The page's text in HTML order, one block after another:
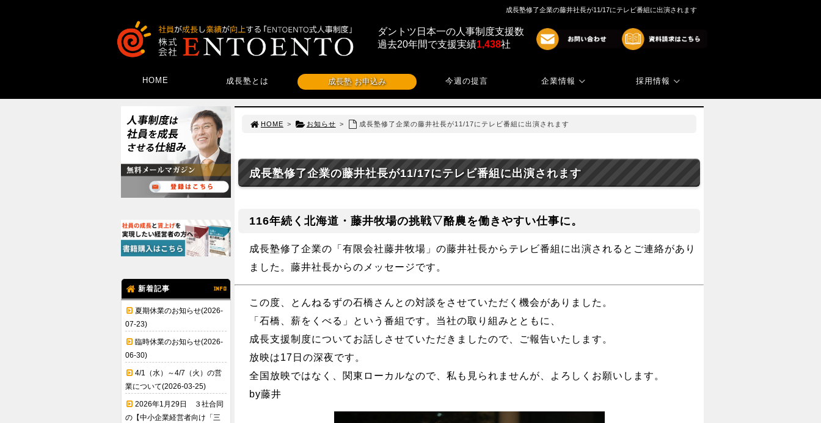
成長塾修了企業の藤井社長が11/17にテレビ番組に出演されます
ダントツ日本一の人事制度支援数
過去20年間で支援実績1,438社
HOME 成長塾とは 成長塾 お申込み 今週の提言 企業情報 採用情報
HOME > お知らせ > 成長塾修了企業の藤井社長が11/17にテレビ番組に出演されます
成長塾修了企業の藤井社長が11/17にテレビ番組に出演されます
116年続く北海道・藤井牧場の挑戦▽酪農を働きやすい仕事に。
成長塾修了企業の「有限会社藤井牧場」の藤井社長からテレビ番組に出演されるとご連絡があり
ました。藤井社長からのメッセージです。
この度、とんねるずの石橋さんとの対談をさせていただく機会がありました。
「石橋、薪をくべる」という番組です。当社の取り組みとともに、
成長支援制度についてお話しさせていただきましたので、ご報告いたします。
放映は17日の深夜です。
全国放映ではなく、関東ローカルなので、私も見られませんが、よろしくお願いします。
by藤井
新着記事 INFO
夏期休業のお知らせ(2026-
07-23)
臨時休業のお知らせ(2026-
06-30)
4/1（水）～4/7（火）の営
業について(2026-03-25)
2026年1月29日 ３社合同
の【中小企業経営者向け「三